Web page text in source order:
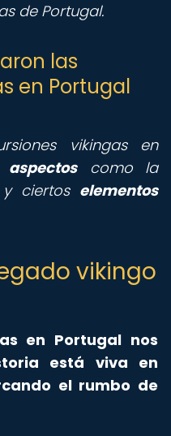
de Portugal.
las
en Portugal
vikingas en
aspectoscomo la
ciertos elementos
vikingo
en Portugal nos
está viva en
el rumbo de